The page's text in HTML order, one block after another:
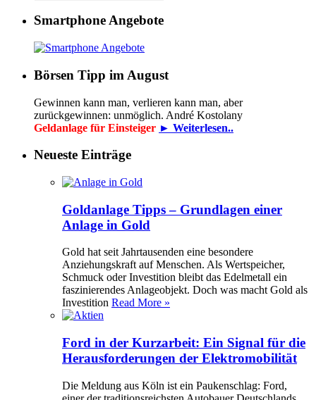
Smartphone Angebote
Börsen Tipp im August
Gewinnen kann man, verlieren kann man, aber
zurückgewinnen: unmöglich. André Kostolany
Geldanlage für Einsteiger ► Weiterlesen..
Neueste Einträge
Goldanlage Tipps – Grundlagen einer
Anlage in Gold
Gold hat seit Jahrtausenden eine besondere
Anziehungskraft auf Menschen. Als Wertspeicher,
Schmuck oder Investition bleibt das Edelmetall ein
faszinierendes Anlageobjekt. Doch was macht Gold als
Investition Read More »
Ford in der Kurzarbeit: Ein Signal für die
Herausforderungen der Elektromobilität
Die Meldung aus Köln ist ein Paukenschlag: Ford,